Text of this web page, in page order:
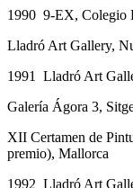
1990 9-EX, Colegio
Lladró Art Gallery,
1991 Lladró Art
Galería Ágora 3,
XII Certamen de
premio), Mallorca
1992 Lladró Art